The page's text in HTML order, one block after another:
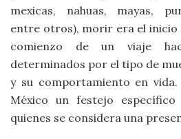
mexicas, nahuas, mayas,
entre otros), morir era el inicio
comienzo de un viaje
determinados por el tipo de
y su comportamiento en
México un festejo
quienes se considera una